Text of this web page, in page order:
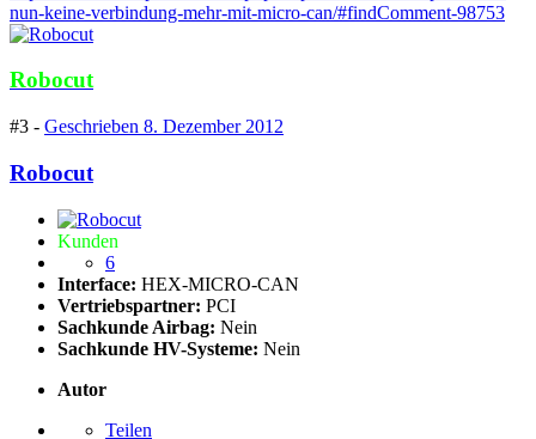
nun-keine-verbindung-mehr-mit-micro-can/#findComment-98753
Robocut
#3 - Geschrieben 8. Dezember 2012
Robocut
Kunden
6
Interface: HEX-MICRO-CAN
Vertriebspartner: PCI
Sachkunde Airbag: Nein
Sachkunde HV-Systeme: Nein
Autor
Teilen